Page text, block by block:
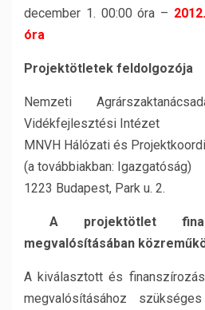
december 1. 00:00 óra –
óra
Projektötletek feldolgozója
Nemzeti
Vidékfejlesztési Intézet
MNVH Hálózati és
(a továbbiakban: Igazgatóság)
1223 Budapest, Park u. 2.
A projektötlet
megvalósításában
A kiválasztott és
megvalósításához